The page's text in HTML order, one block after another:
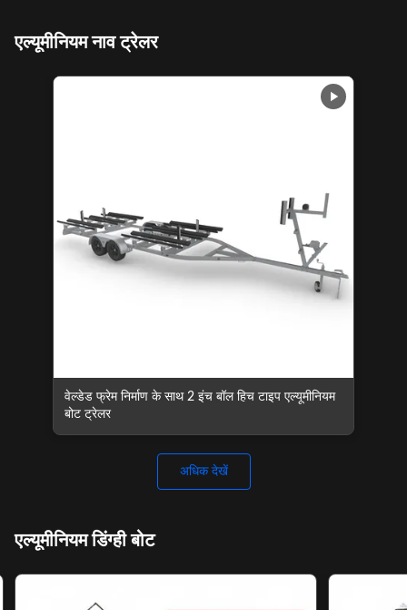
एल्यूमीनियम नाव ट्रेलर
वेल्डेड फ्रेम निर्माण के साथ 2 इंच बॉल हिच टाइप एल्यूमीनियम
बोट ट्रेलर
अधिक देखें
एल्यूमीनियम डिंग्ही बोट